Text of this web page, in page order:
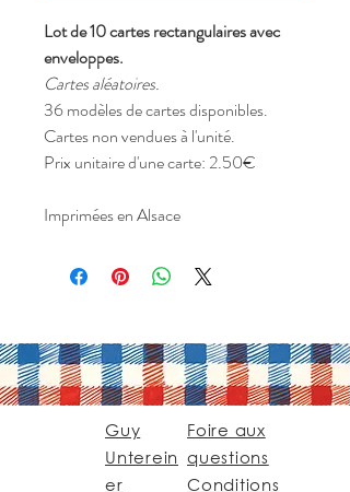
Lot de 10 cartes rectangulaires avec
enveloppes.
Cartes aléatoires.
36 modèles de cartes disponibles.
Cartes non vendues à l'unité.
Prix unitaire d'une carte: 2.50€
Imprimées en Alsace
Guy
Unterein
er
Foire aux
questions
Conditions